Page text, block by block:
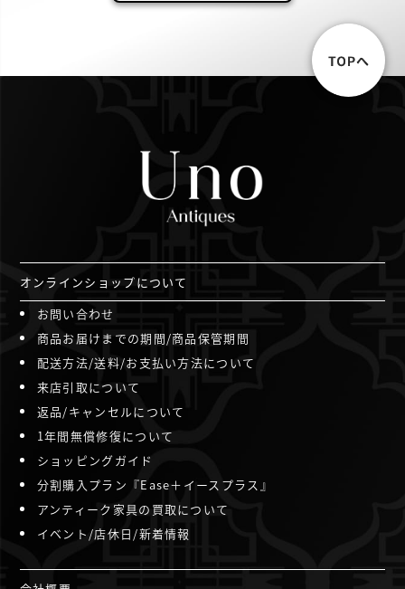
オンラインショップについて
お問い合わせ
商品お届けまでの期間/商品保管期間
配送方法/送料/お支払い方法について
来店引取について
返品/キャンセルについて
1年間無償修復について
ショッピングガイド
分割購入プラン『Ease＋イースプラス』
アンティーク家具の買取について
イベント/店休日/新着情報